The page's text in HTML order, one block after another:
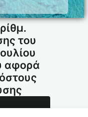
του
αφορά